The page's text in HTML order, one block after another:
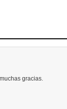
gracias.